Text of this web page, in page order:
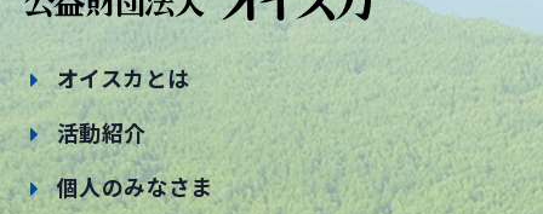
オイスカとは
活動紹介
個人のみなさま